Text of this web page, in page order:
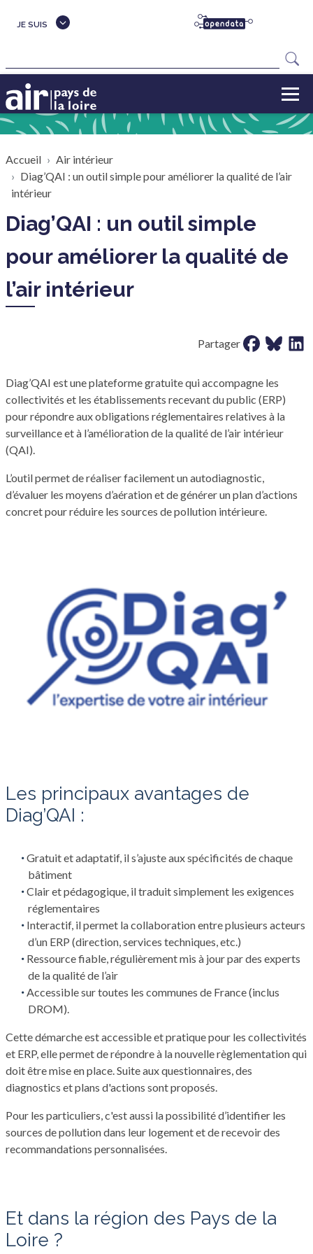
JE SUIS
Fil d'Ariane
Accueil
Air intérieur
Diag’QAI : un outil simple pour améliorer la qualité de l’air
intérieur
Diag’QAI : un outil simple
pour améliorer la qualité de
l’air intérieur
Partager Partager sur
Partager
Diag’QAI est une plateforme gratuite qui accompagne les
collectivités et les établissements recevant du public (ERP)
pour répondre aux obligations réglementaires relatives à la
surveillance et à l’amélioration de la qualité de l’air intérieur
(QAI).
L’outil permet de réaliser facilement un autodiagnostic,
d’évaluer les moyens d’aération et de générer un plan d’actions
concret pour réduire les sources de pollution intérieure.
Les principaux avantages de
Diag’QAI :
Gratuit et adaptatif, il s’ajuste aux spécificités de chaque
bâtiment
Clair et pédagogique, il traduit simplement les exigences
réglementaires
Interactif, il permet la collaboration entre plusieurs acteurs
d’un ERP (direction, services techniques, etc.)
Ressource fiable, régulièrement mis à jour par des experts
de la qualité de l’air
Accessible sur toutes les communes de France (inclus
DROM).
Cette démarche est accessible et pratique pour les collectivités
et ERP, elle permet de répondre à la nouvelle règlementation qui
doit être mise en place. Suite aux questionnaires, des
diagnostics et plans d'actions sont proposés.
Pour les particuliers, c'est aussi la possibilité d’identifier les
sources de pollution dans leur logement et de recevoir des
recommandations personnalisées.
Et dans la région des Pays de la
Loire ?